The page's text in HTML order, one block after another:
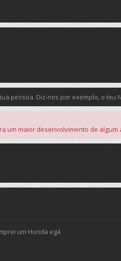
pessoa. Diz-nos por exemplo, o teu
maior desenvolvimento de algum
um Honda eg4